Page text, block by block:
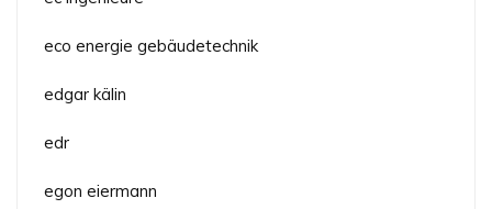
eco energie gebäudetechnik
edgar kälin
edr
egon eiermann